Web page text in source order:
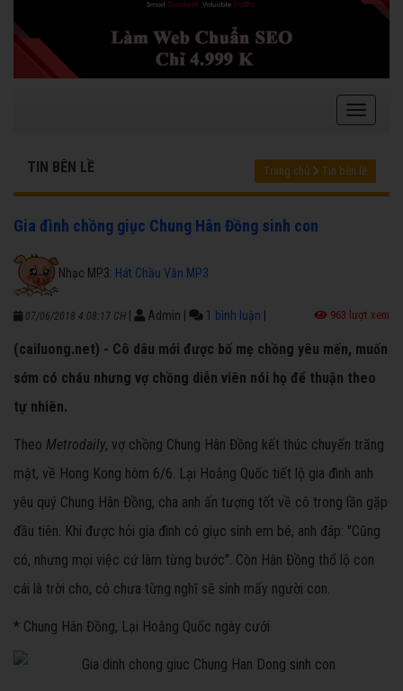
TIN BÊN LỀ Trang chủ Tin bên lề
Gia đình chồng giục Chung Hân Đồng sinh con
Nhạc MP3: Hát Chầu Văn MP3
07/06/2018 4:08:17 CH Admin 1 bình luận 963 lượt xem
(cailuong.net) - Cô dâu mới được bố mẹ chồng yêu mến, muốn
sớm có cháu nhưng vợ chồng diễn viên nói họ để thuận theo
tự nhiên.
Theo Metrodaily, vợ chồng Chung Hân Đồng kết thúc chuyến trăng
mật, về Hong Kong hôm 6/6. Lại Hoằng Quốc tiết lộ gia đình anh
yêu quý Chung Hân Đồng, cha anh ấn tượng tốt về cô trong lần gặp
đầu tiên. Khi được hỏi gia đình có giục sinh em bé, anh đáp: "Cũng
có, nhưng mọi việc cứ làm từng bước". Còn Hân Đồng thổ lộ con
cái là trời cho, cô chưa từng nghĩ sẽ sinh mấy người con.
* Chung Hân Đồng, Lại Hoằng Quốc ngày cưới